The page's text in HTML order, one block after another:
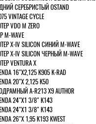
СЕРЕБРИСТЫЙ OSTAND
VINTAGE CYCLE
VDO M ZERO
M-WAVE
X-IV SILICON СИНИЙ M-WAVE
X-IV SILICON ЧЕРНЫЙ M-WAVE
VENTURA Х
16"Х2,125 K905 K-RAD
20"Х 2,125 K50
A-R213 X9 AUTHOR
24"Х1 3/8" K143
24"Х1 3/8" K143
26"Х 1,95 K193 KWEST